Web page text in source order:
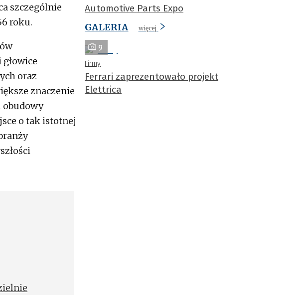
szczególnie
roku.
oraz
znaczenie
obudowy
o tak istotnej
Automotive Parts Expo
GALERIA
więcej
9
Firmy
Ferrari zaprezentowało projekt
Elettrica